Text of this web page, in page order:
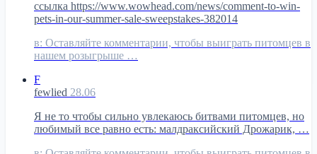
ссылка https://www.wowhead.com/news/comment-to-win-
pets-in-our-summer-sale-sweepstakes-382014
в: Оставляйте комментарии, чтобы выиграть питомцев в
нашем розыгрыше …
F
fewlied 28.06
Я не то чтобы сильно увлекаюсь битвами питомцев, но
любимый все равно есть: малдраксийский Дрожарик, …